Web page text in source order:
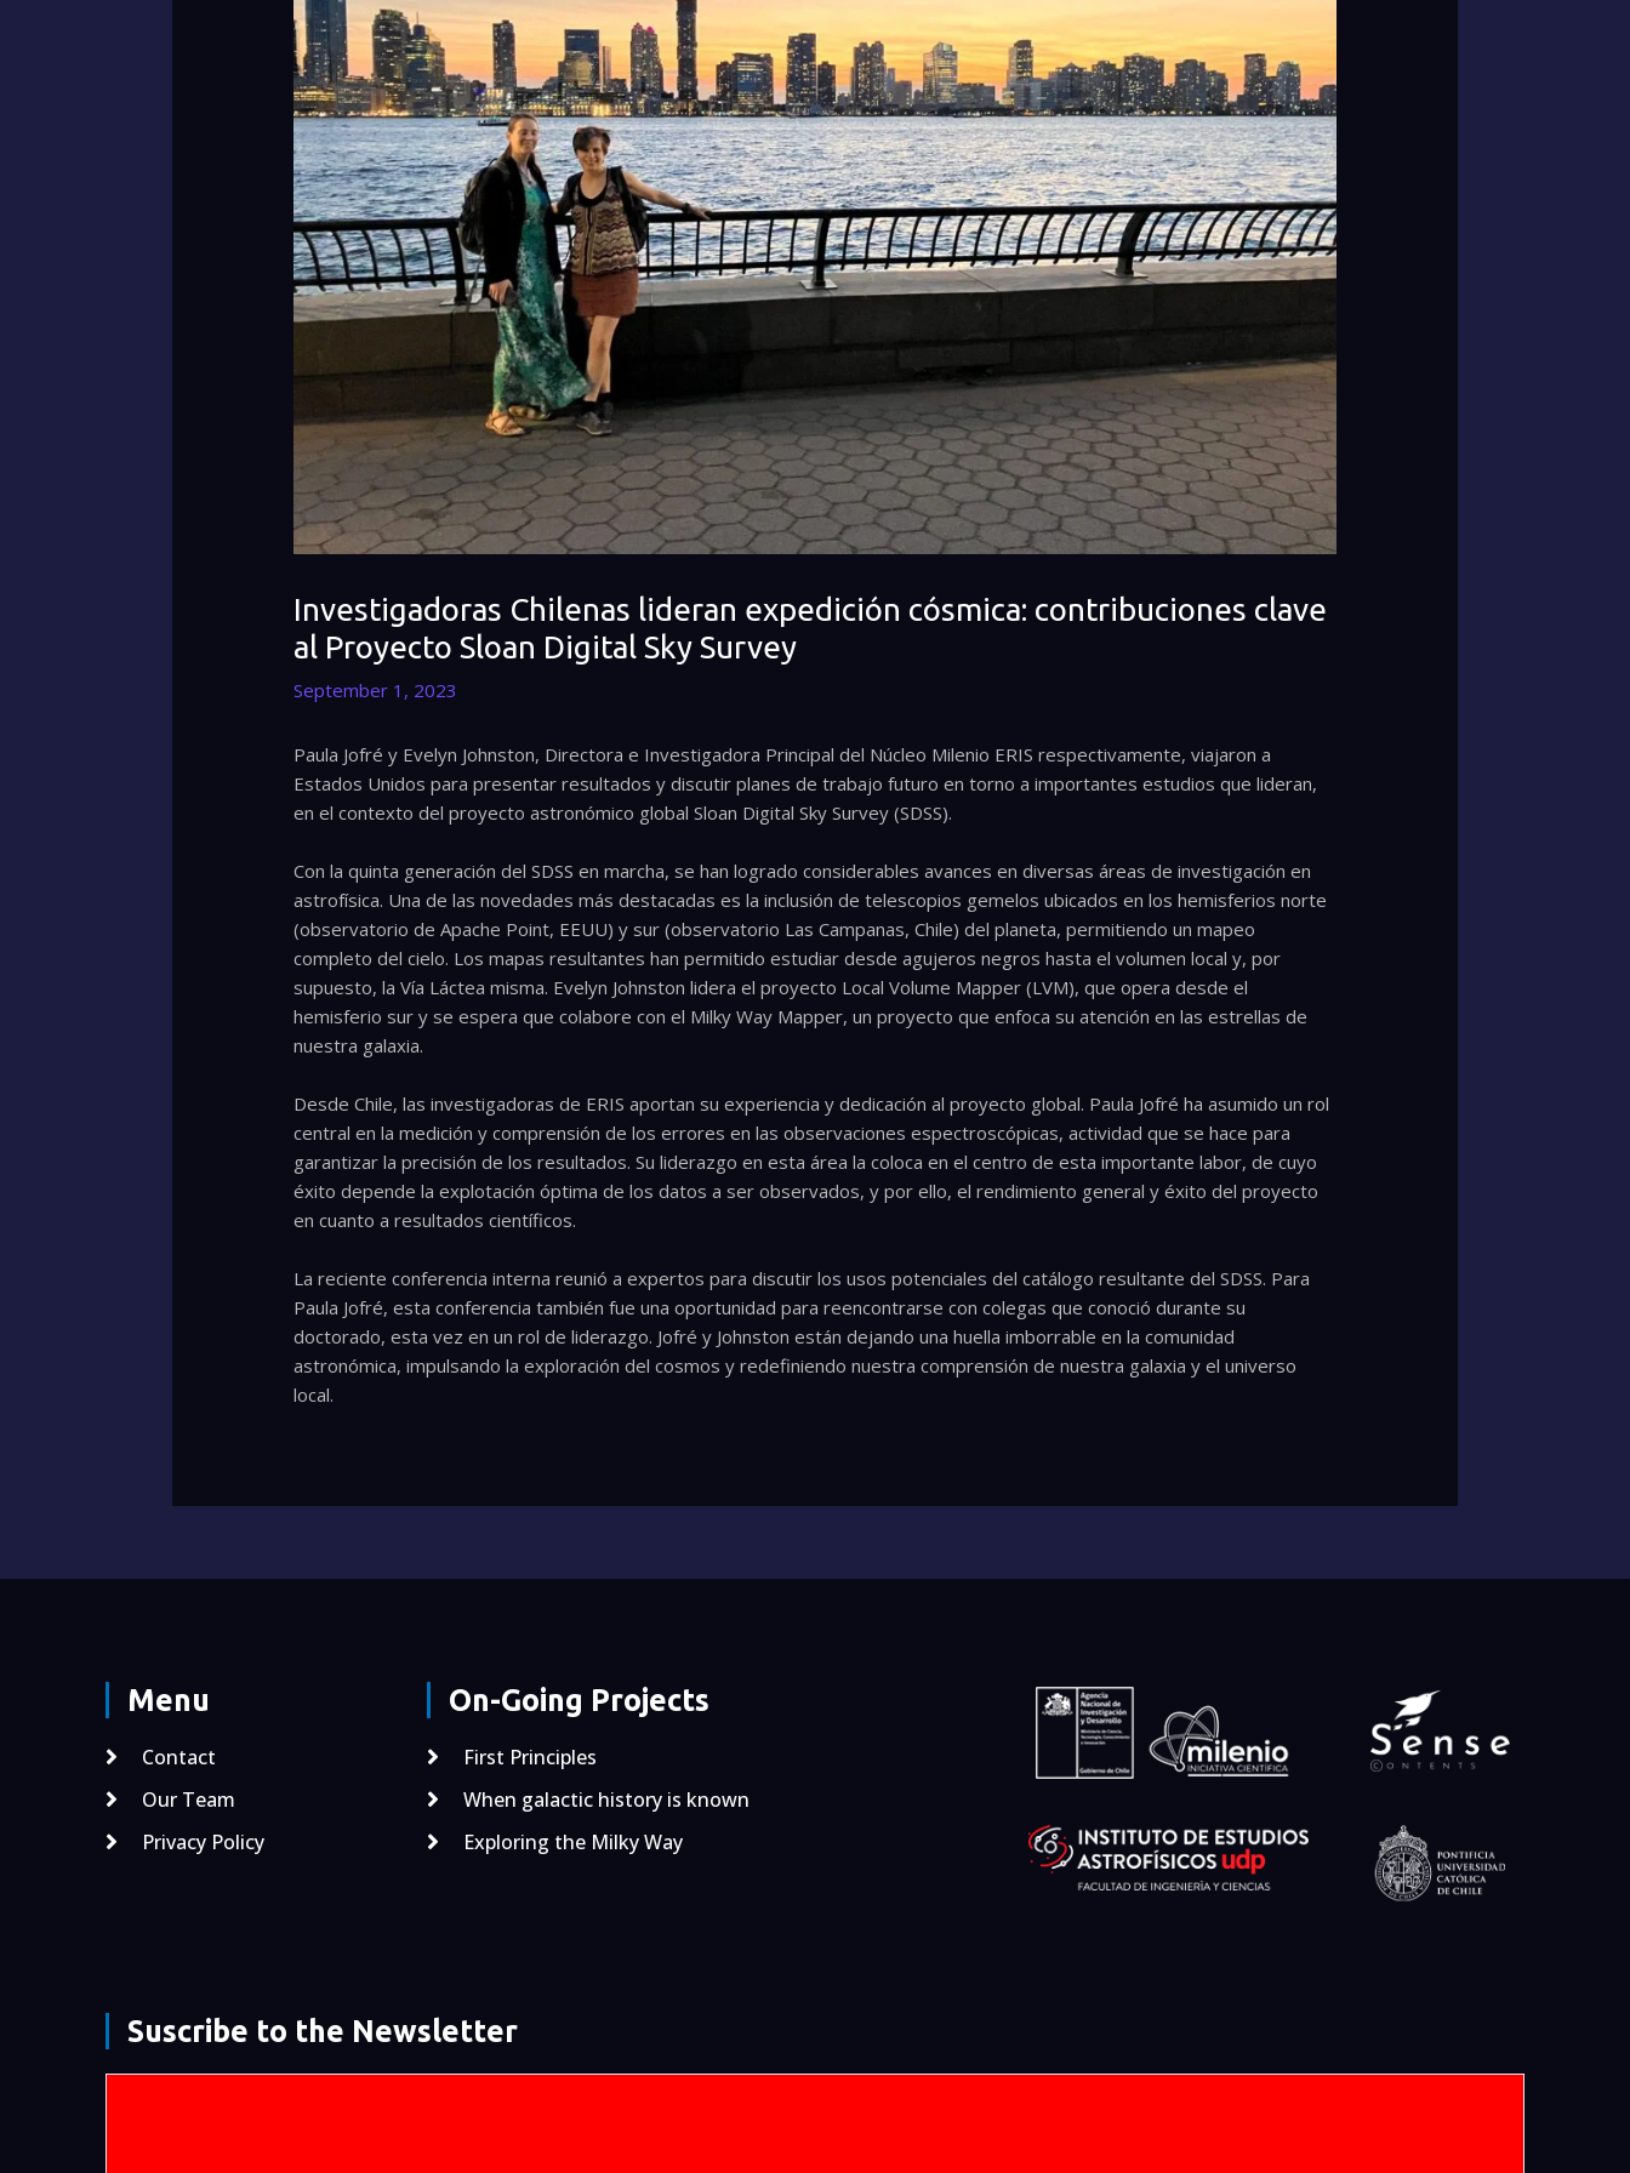
Investigadoras Chilenas lideran expedición cósmica: contribuciones clave
al Proyecto Sloan Digital Sky Survey
September 1, 2023
Paula Jofré y Evelyn Johnston, Directora e Investigadora Principal del Núcleo Milenio ERIS respectivamente, viajaron a
Estados Unidos para presentar resultados y discutir planes de trabajo futuro en torno a importantes estudios que lideran,
en el contexto del proyecto astronómico global Sloan Digital Sky Survey (SDSS).
Con la quinta generación del SDSS en marcha, se han logrado considerables avances en diversas áreas de investigación en
astrofísica. Una de las novedades más destacadas es la inclusión de telescopios gemelos ubicados en los hemisferios norte
(observatorio de Apache Point, EEUU) y sur (observatorio Las Campanas, Chile) del planeta, permitiendo un mapeo
completo del cielo. Los mapas resultantes han permitido estudiar desde agujeros negros hasta el volumen local y, por
supuesto, la Vía Láctea misma. Evelyn Johnston lidera el proyecto Local Volume Mapper (LVM), que opera desde el
hemisferio sur y se espera que colabore con el Milky Way Mapper, un proyecto que enfoca su atención en las estrellas de
nuestra galaxia.
Desde Chile, las investigadoras de ERIS aportan su experiencia y dedicación al proyecto global. Paula Jofré ha asumido un rol
central en la medición y comprensión de los errores en las observaciones espectroscópicas, actividad que se hace para
garantizar la precisión de los resultados. Su liderazgo en esta área la coloca en el centro de esta importante labor, de cuyo
éxito depende la explotación óptima de los datos a ser observados, y por ello, el rendimiento general y éxito del proyecto
en cuanto a resultados científicos.
La reciente conferencia interna reunió a expertos para discutir los usos potenciales del catálogo resultante del SDSS. Para
Paula Jofré, esta conferencia también fue una oportunidad para reencontrarse con colegas que conoció durante su
doctorado, esta vez en un rol de liderazgo. Jofré y Johnston están dejando una huella imborrable en la comunidad
astronómica, impulsando la exploración del cosmos y redefiniendo nuestra comprensión de nuestra galaxia y el universo
local.
Menu
Contact
Our Team
Privacy Policy
On-Going Projects
First Principles
When galactic history is known
Exploring the Milky Way
Suscribe to the Newsletter